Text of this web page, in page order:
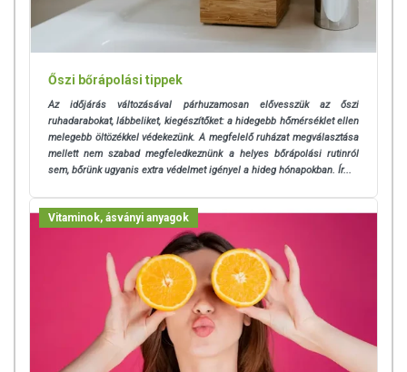
Őszi bőrápolási tippek
Az időjárás változásával párhuzamosan elővesszük az őszi
ruhadarabokat, lábbeliket, kiegészítőket: a hidegebb hőmérséklet ellen
melegebb öltözékkel védekezünk. A megfelelő ruházat megválasztása
mellett nem szabad megfeledkeznünk a helyes bőrápolási rutinról
sem, bőrünk ugyanis extra védelmet igényel a hideg hónapokban. Ír...
Vitaminok, ásványi anyagok